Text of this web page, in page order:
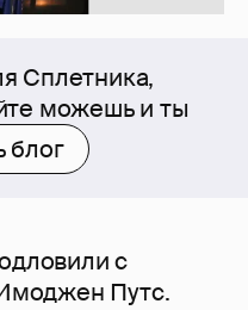
Сплетника,
можешь и ты
блог
с
Путс.